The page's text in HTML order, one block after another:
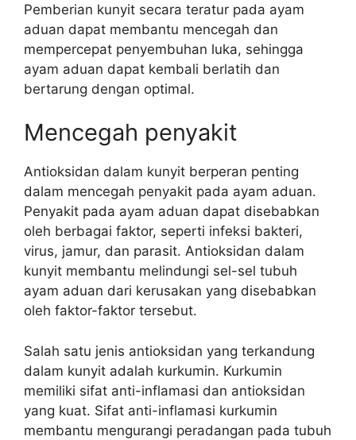
Pemberian kunyit secara teratur pada ayam
aduan dapat membantu mencegah dan
mempercepat penyembuhan luka, sehingga
ayam aduan dapat kembali berlatih dan
bertarung dengan optimal.
Mencegah penyakit
Antioksidan dalam kunyit berperan penting
dalam mencegah penyakit pada ayam aduan.
Penyakit pada ayam aduan dapat disebabkan
oleh berbagai faktor, seperti infeksi bakteri,
virus, jamur, dan parasit. Antioksidan dalam
kunyit membantu melindungi sel-sel tubuh
ayam aduan dari kerusakan yang disebabkan
oleh faktor-faktor tersebut.
Salah satu jenis antioksidan yang terkandung
dalam kunyit adalah kurkumin. Kurkumin
memiliki sifat anti-inflamasi dan antioksidan
yang kuat. Sifat anti-inflamasi kurkumin
membantu mengurangi peradangan pada tubuh